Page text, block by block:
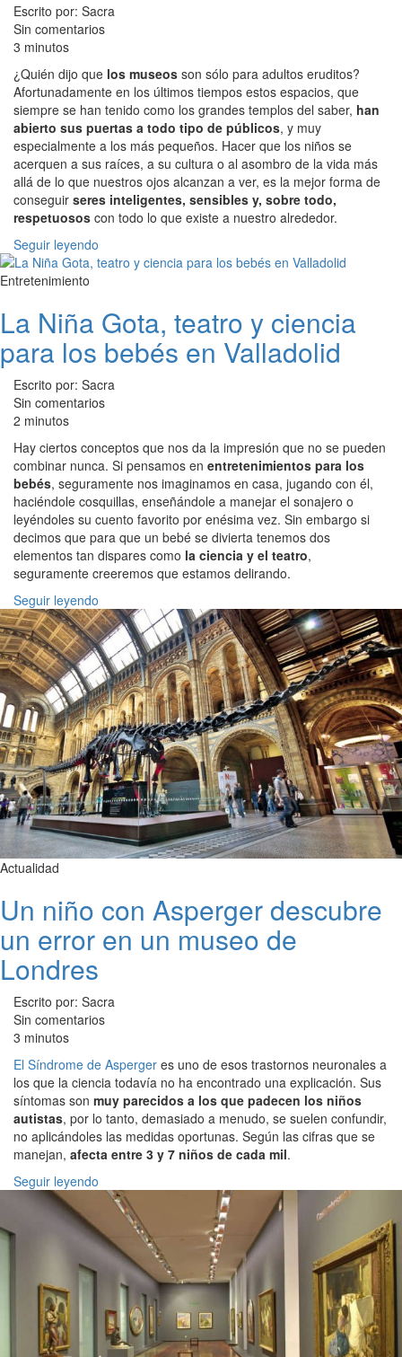
Escrito por: Sacra
Sin comentarios
3 minutos
¿Quién dijo que los museos son sólo para adultos eruditos?
Afortunadamente en los últimos tiempos estos espacios, que
siempre se han tenido como los grandes templos del saber, han
abierto sus puertas a todo tipo de públicos, y muy
especialmente a los más pequeños. Hacer que los niños se
acerquen a sus raíces, a su cultura o al asombro de la vida más
allá de lo que nuestros ojos alcanzan a ver, es la mejor forma de
conseguir seres inteligentes, sensibles y, sobre todo,
respetuosos con todo lo que existe a nuestro alrededor.
Seguir leyendo
Entretenimiento
La Niña Gota, teatro y ciencia
para los bebés en Valladolid
Escrito por: Sacra
Sin comentarios
2 minutos
Hay ciertos conceptos que nos da la impresión que no se pueden
combinar nunca. Si pensamos en entretenimientos para los
bebés, seguramente nos imaginamos en casa, jugando con él,
haciéndole cosquillas, enseñándole a manejar el sonajero o
leyéndoles su cuento favorito por enésima vez. Sin embargo si
decimos que para que un bebé se divierta tenemos dos
elementos tan dispares como la ciencia y el teatro,
seguramente creeremos que estamos delirando.
Seguir leyendo
Actualidad
Un niño con Asperger descubre
un error en un museo de
Londres
Escrito por: Sacra
Sin comentarios
3 minutos
El Síndrome de Asperger es uno de esos trastornos neuronales a
los que la ciencia todavía no ha encontrado una explicación. Sus
síntomas son muy parecidos a los que padecen los niños
autistas, por lo tanto, demasiado a menudo, se suelen confundir,
no aplicándoles las medidas oportunas. Según las cifras que se
manejan, afecta entre 3 y 7 niños de cada mil.
Seguir leyendo